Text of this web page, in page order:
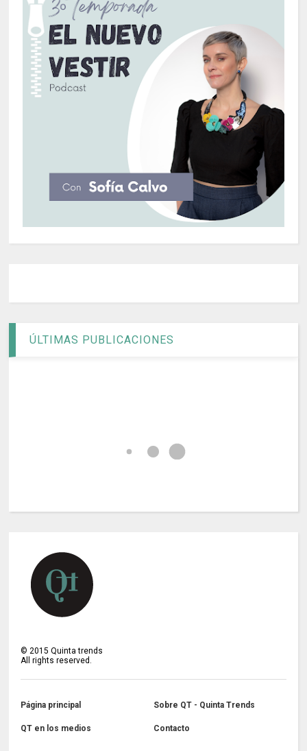
ÚLTIMAS PUBLICACIONES
©2015 Quinta trends
All rights reserved.
Página principal Sobre QT - Quinta Trends
QT en los medios Contacto